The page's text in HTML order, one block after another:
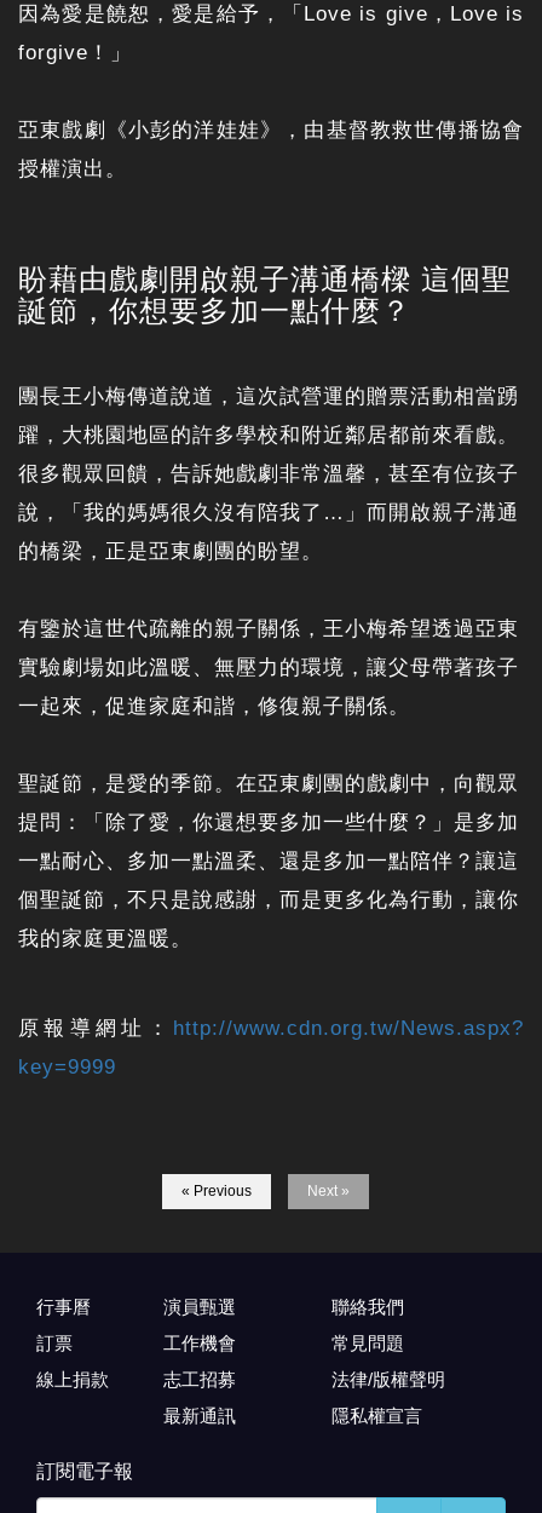
因為愛是饒恕，愛是給予，「Love is give，Love is
forgive！」
亞東戲劇《小彭的洋娃娃》，由基督教救世傳播協會
授權演出。
盼藉由戲劇開啟親子溝通橋樑 這個聖
誕節，你想要多加一點什麼？
團長王小梅傳道說道，這次試營運的贈票活動相當踴
躍，大桃園地區的許多學校和附近鄰居都前來看戲。
很多觀眾回饋，告訴她戲劇非常溫馨，甚至有位孩子
說，「我的媽媽很久沒有陪我了…」而開啟親子溝通
的橋梁，正是亞東劇團的盼望。
有鑒於這世代疏離的親子關係，王小梅希望透過亞東
實驗劇場如此溫暖、無壓力的環境，讓父母帶著孩子
一起來，促進家庭和諧，修復親子關係。
聖誕節，是愛的季節。在亞東劇團的戲劇中，向觀眾
提問：「除了愛，你還想要多加一些什麼？」是多加
一點耐心、多加一點溫柔、還是多加一點陪伴？讓這
個聖誕節，不只是說感謝，而是更多化為行動，讓你
我的家庭更溫暖。
原報導網址： http://www.cdn.org.tw/News.aspx?
key=9999
« Previous Next »
行事曆
訂票
線上捐款
演員甄選
工作機會
志工招募
最新通訊
聯絡我們
常見問題
法律/版權聲明
隱私權宣言
訂閱電子報